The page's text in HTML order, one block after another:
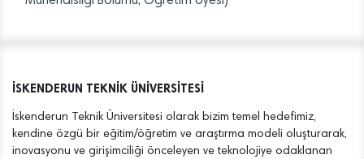
İSKENDERUN TEKNİK ÜNİVERSİTESİ
İskenderun Teknik Üniversitesi olarak bizim temel hedefimiz,
kendine özgü bir eğitim/öğretim ve araştırma modeli oluşturarak,
inovasyonu ve girişimciliği önceleyen ve teknolojiye odaklanan